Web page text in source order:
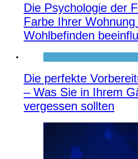
Die Psychologie der
Farbe Ihrer
Wohlbefinden
Die perfekte
– Was Sie in Ihrem
vergessen sollten